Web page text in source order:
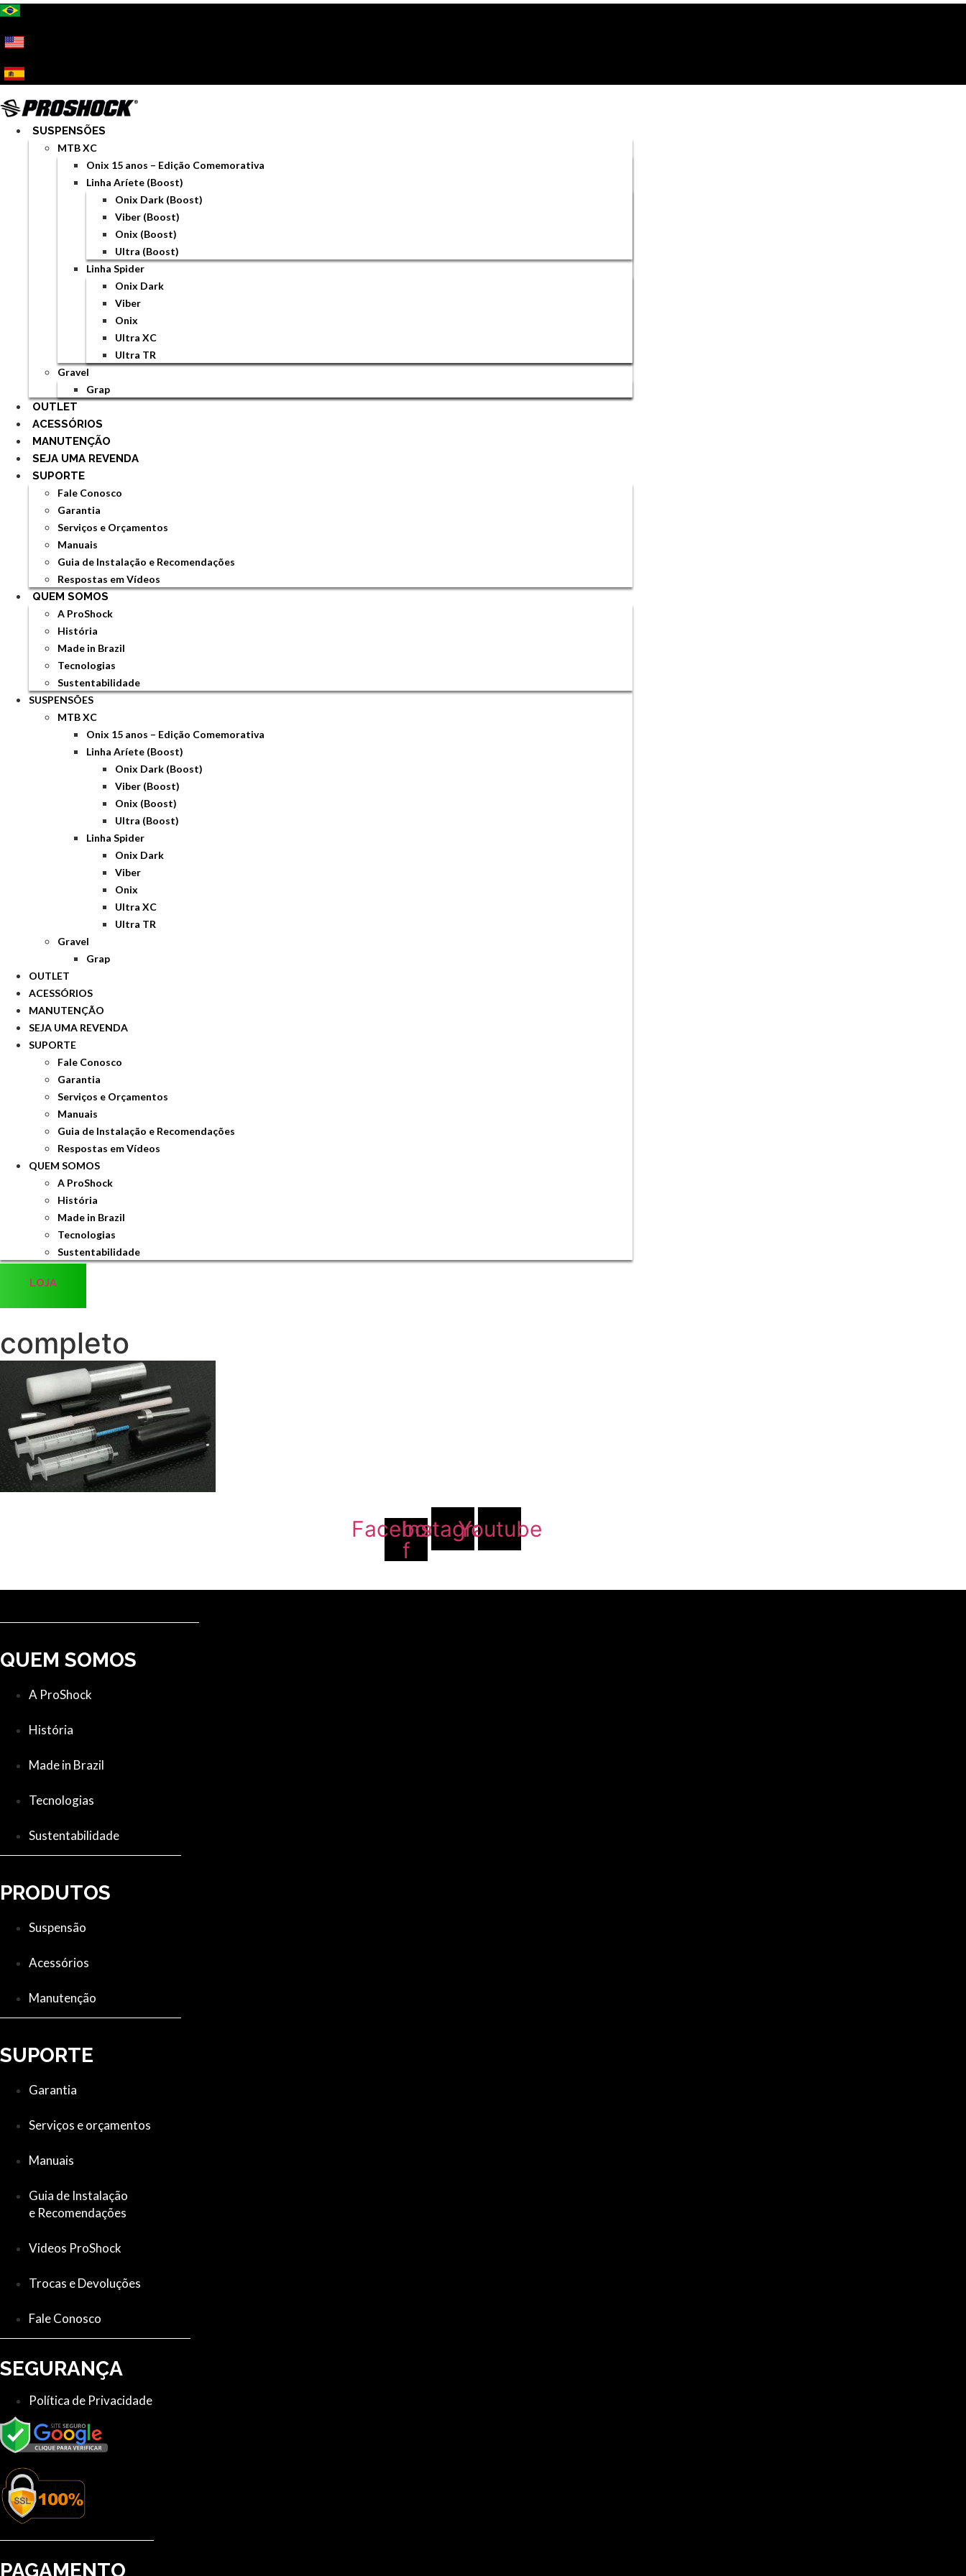
Ir
o
conteúdo
SUSPENSÕES
MTB XC
Onix 15 anos – Edição Comemorativa
Linha Aríete (Boost)
Onix Dark (Boost)
Viber (Boost)
Onix (Boost)
Ultra (Boost)
Linha Spider
Onix Dark
Viber
Onix
Ultra XC
Ultra TR
Gravel
Grap
OUTLET
ACESSÓRIOS
MANUTENÇÃO
SEJA UMA REVENDA
SUPORTE
Fale Conosco
Garantia
Serviços e Orçamentos
Manuais
Guia de Instalação e Recomendações
Respostas em Vídeos
QUEM SOMOS
A ProShock
História
Made in Brazil
Tecnologias
Sustentabilidade
SUSPENSÕES
MTB XC
Onix 15 anos – Edição Comemorativa
Linha Aríete (Boost)
Onix Dark (Boost)
Viber (Boost)
Onix (Boost)
Ultra (Boost)
Linha Spider
Onix Dark
Viber
Onix
Ultra XC
Ultra TR
Gravel
Grap
OUTLET
ACESSÓRIOS
MANUTENÇÃO
SEJA UMA REVENDA
SUPORTE
Fale Conosco
Garantia
Serviços e Orçamentos
Manuais
Guia de Instalação e Recomendações
Respostas em Vídeos
QUEM SOMOS
A ProShock
História
Made in Brazil
Tecnologias
Sustentabilidade
LOJA
completo
Facebook-
f
Instagram
Youtube
QUEM SOMOS
A ProShock
História
Made in Brazil
Tecnologias
Sustentabilidade
PRODUTOS
Suspensão
Acessórios
Manutenção
SUPORTE
Garantia
Serviços e orçamentos
Manuais
Guia de Instalação
e Recomendações
Videos ProShock
Trocas e Devoluções
Fale Conosco
SEGURANÇA
Política de Privacidade
PAGAMENTO